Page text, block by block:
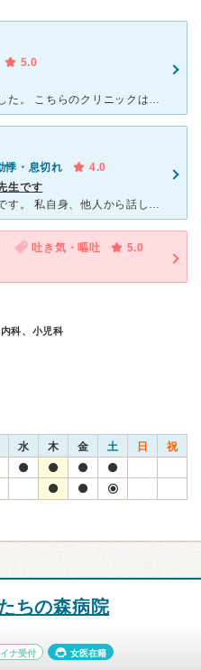
5.0
検診で心雑音を指摘され受診しました。 こちらのクリニックは、循環器専門の男性医師と消化器専門の女性医師がいます。 心雑音の受診だったので、院長の男性医師に診ていただきました。 検診結
悸・息切れ
4.0
生です
評判がいいと言われるクリニックです。 私自身、他人から話しを聞いて通院し始めました。 循環器メインの男性医師と消化器メインの女性医師の、夫婦でやっている小さなクリニックです。 非常に話し
吐き気・嘔吐
5.0
科、小児科
水 木 金 土 日 祝
ちの森病院
ナ受付 女医在籍